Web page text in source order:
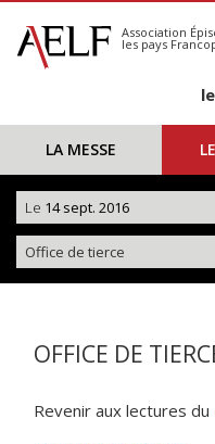
S'abonner
Calendrier
Association
les pays
LA MESSE
Le 14 sept. 2016
Office de tierce
OFFICE DE
Revenir aux lectures du